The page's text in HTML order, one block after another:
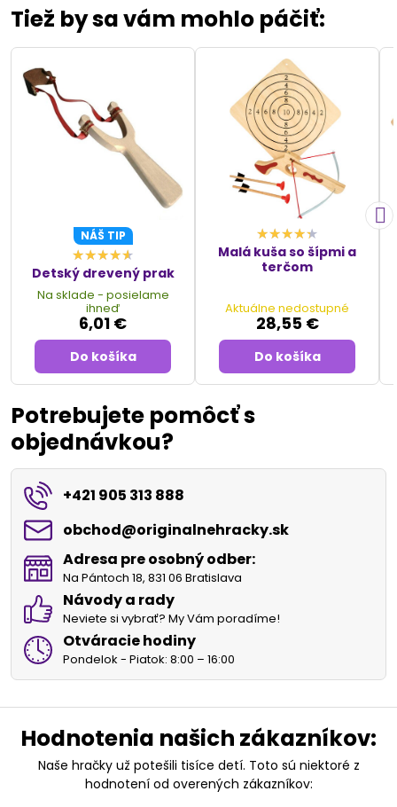
Tiež by sa vám mohlo páčiť:
NÁŠ TIP
Detský drevený prak
Na sklade - posielame
ihneď
6,01 €
Do košíka
Malá kuša so šípmi a
terčom
Aktuálne nedostupné
28,55 €
Do košíka
Potrebujete pomôcť s
objednávkou?
+421 905 313 888
obchod​@originalnehracky​.sk
Adresa pre osobný odber:
Na Pántoch 18, 831 06 Bratislava
Návody a rady
Neviete si vybrať? My Vám poradíme!
Otváracie hodiny
Pondelok - Piatok: 8:00 – 16:00
Hodnotenia našich zákazníkov:
Naše hračky už potešili tisíce detí. Toto sú niektoré z
hodnotení od overených zákazníkov: